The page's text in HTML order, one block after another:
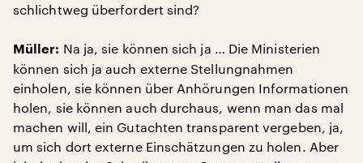
schlichtweg überfordert sind?
Müller: Na ja, sie können sich ja … Die Ministerien
können sich ja auch externe Stellungnahmen
einholen, sie können über Anhörungen Informationen
holen, sie können auch durchaus, wenn man das mal
machen will, ein Gutachten transparent vergeben, ja,
um sich dort externe Einschätzungen zu holen. Aber